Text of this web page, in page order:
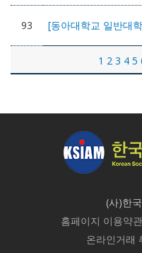
93
1 2 3 4 5
(사)한
홈페이지 이용약관
온라인거래